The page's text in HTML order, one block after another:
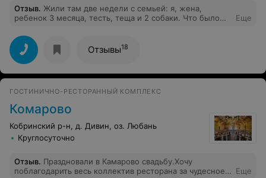
Отзыв. Жили там две недели с семьей: я, жена,
ребенок 3 месяца, тесть, теща и 2 собаки. Что было
пространства. 2. Ресторан: еда в целом неплохая,
ребята официанты тоже расторопны и вежливы 3.
Расположение: 30 км до Бреста, но в тоже время в
далеке от людей, легко добираться. Что было плохо: 1.
Домики: видно, что их строили на “остатки”
души без штопок, крючки для полотенец висят чуть ли
не под струей, унитазы стоят в полуметре от душа,
стеклопакеты треснутые, в части домиков нет даже
полочек для шампуня, мало места в шкафах, нет
вешалок. Конкретно в нашем еще и теплый пол был
сломан и превращал домик в финскую сауну. 2. Клещи:
же прогулки собрали с собаки 15 штук. 3. Охрана: от
нее только название, ходить насквозь может в
Еще
Отзывы18
ГОСТИНИЧНО-РЕСТОРАННЫЙ КОМПЛЕКС
Комарово
Кобринский р-н, д. Дивин, оз. Любань
Круглосуточно
Отзыв. Праздновали в Камарово свадьбу.Хочу
поблагодарить весь коллектив ресторана за чудесное
Еще